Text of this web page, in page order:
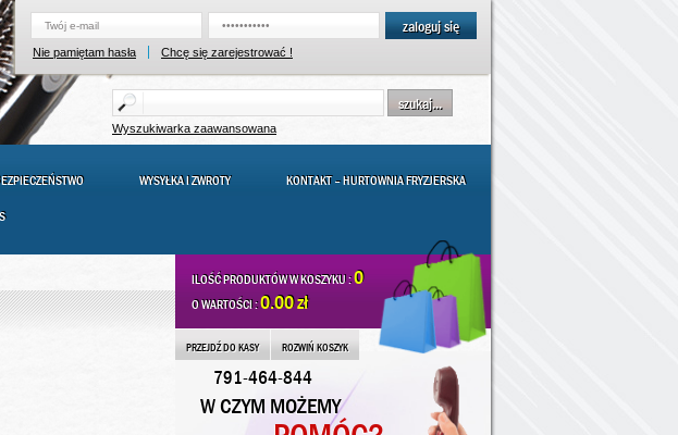
zaloguj się
Nie pamiętam hasła Chcę się zarejestrować !
szukaj...
Wyszukiwarka zaawansowana
WYSYŁKA I ZWROTY KONTAKT – HURTOWNIA FRYZJERSKA
ILOŚĆ PRODUKTÓW W KOSZYKU :0
O WARTOŚCI :0.00 zł
PRZEJDŹ DO KASY ROZWIŃ KOSZYK
W CZYM MOŻEMY
791-464-844